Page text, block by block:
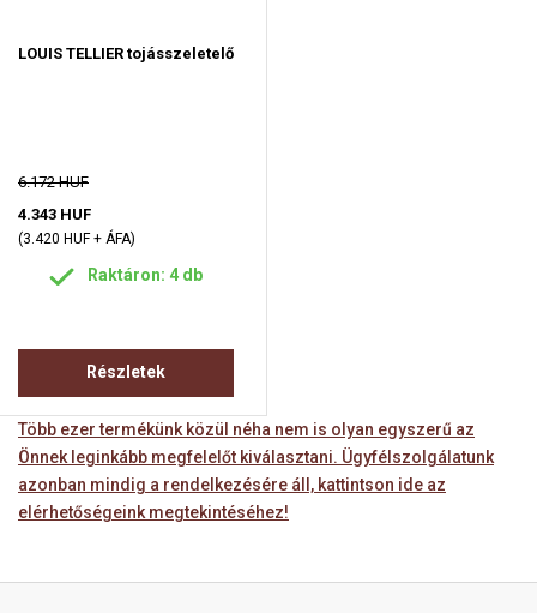
LOUIS TELLIER tojásszeletelő
6.172 HUF
4.343 HUF
(3.420 HUF + ÁFA)
Raktáron: 4 db
Részletek
Több ezer termékünk közül néha nem is olyan egyszerű az
Önnek leginkább megfelelőt kiválasztani. Ügyfélszolgálatunk
azonban mindig a rendelkezésére áll, kattintson ide az
elérhetőségeink megtekintéséhez!